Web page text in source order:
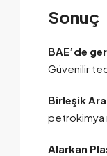
Sonuç
BAE’de
Güvenilir
Birleşik
petrokimya
Alarkan